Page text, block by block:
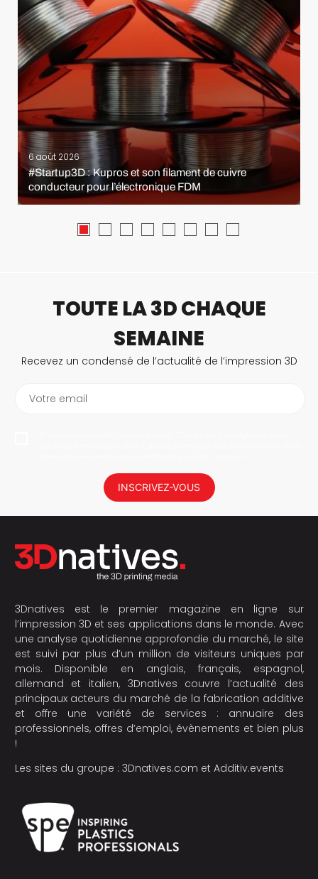
6 août 2026
#Startup3D : Kupros et son filament de cuivre
conducteur pour l’électronique FDM
TOUTE LA 3D CHAQUE
SEMAINE
Recevez un condensé de l’actualité de l’impression 3D
Votre email
INSCRIVEZ-VOUS
3Dnatives est le premier magazine en ligne sur
l’impression 3D et ses applications dans le monde. Avec
une analyse quotidienne approfondie du marché, le site
est suivi par plus d’un million de visiteurs uniques par
mois. Disponible en anglais, français, espagnol,
allemand et italien, 3Dnatives couvre l’actualité des
principaux acteurs du marché de la fabrication additive
et offre une variété de services : annuaire des
professionnels, offres d’emploi, évènements et bien plus
!
Les sites du groupe : 3Dnatives.com et Additiv.events